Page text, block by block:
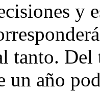
y
tanto. Del
un año